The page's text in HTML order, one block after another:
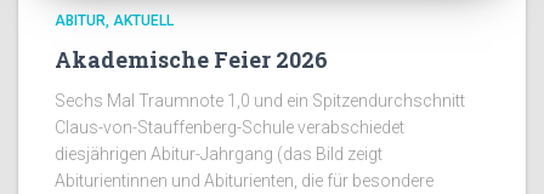
ABITUR AKTUELL
Akademische Feier 2026
Sechs Mal Traumnote 1,0 und ein Spitzendurchschnitt
Claus-von-Stauffenberg-Schule verabschiedet
diesjährigen Abitur-Jahrgang (das Bild zeigt
Abiturientinnen und Abiturienten, die für besondere